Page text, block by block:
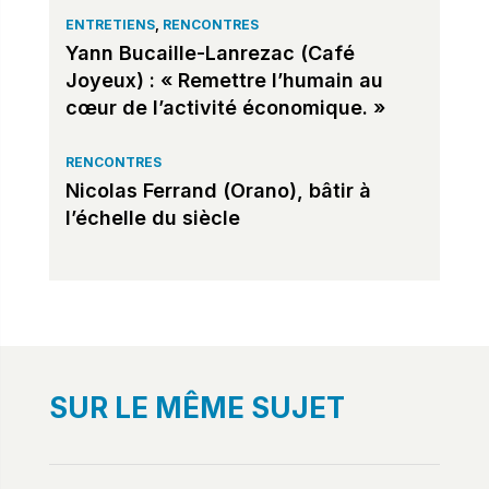
ENTRETIENS, RENCONTRES
Yann Bucaille-Lanrezac (Café
Joyeux) : « Remettre l’humain au
cœur de l’activité économique. »
RENCONTRES
Nicolas Ferrand (Orano), bâtir à
l’échelle du siècle
SUR LE MÊME SUJET